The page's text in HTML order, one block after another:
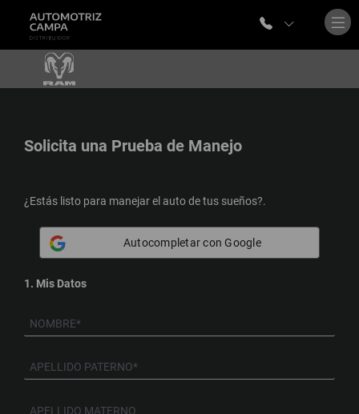
Solicita una Prueba de Manejo
¿Estás listo para manejar el auto de tus sueños?.
Autocompletar con Google
1. Mis Datos